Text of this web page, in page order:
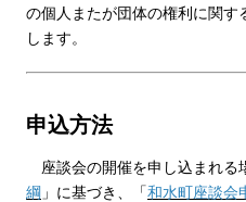
の個人またが団体の権利に関す
します。
申込方法
座談会の開催を申し込まれる
綱 」に基づき、「和水町座談会